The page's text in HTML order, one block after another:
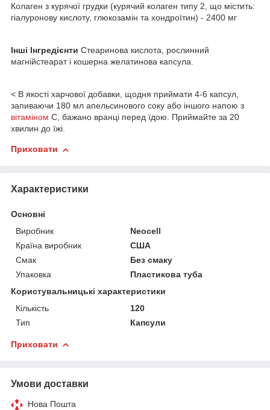
Колаген з курячої грудки (курячий колаген типу 2, що містить:
гіалуронову кислоту, глюкозамін та хондроїтин) - 2400 мг
Інші Інгредієнти Стеаринова кислота, рослинний
магнійстеарат і кошерна желатинова капсула.
< В якості харчової добавки, щодня приймати 4-6 капсул,
запиваючи 180 мл апельсинового соку або іншого напою з
вітаміном С, бажано вранці перед їдою. Приймайте за 20
хвилин до їжі.
Приховати
Характеристики
Основні
Виробник
Neocell
Країна виробник
США
Смак
Без смаку
Упаковка
Пластикова туба
Користувальницькі характеристики
Кількість
120
Тип
Капсули
Приховати
Умови доставки
Нова Пошта